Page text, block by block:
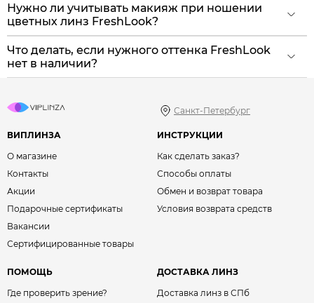
Нужно ли учитывать макияж при ношении
цветных линз FreshLook?
Что делать, если нужного оттенка FreshLook
нет в наличии?
Санкт-Петербург
ВИПЛИНЗА
О магазине
Контакты
Акции
Подарочные сертификаты
Вакансии
Сертифицированные товары
ИНСТРУКЦИИ
Как сделать заказ?
Способы оплаты
Обмен и возврат товара
Условия возврата средств
ПОМОЩЬ
Где проверить зрение?
ДОСТАВКА ЛИНЗ
Доставка линз в СПб